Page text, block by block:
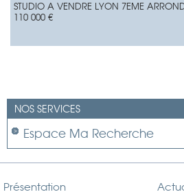
STUDIO A VENDRE LYON 7EME
110 000 €
NOS SERVICES
Espace Ma Recherche
Présentation